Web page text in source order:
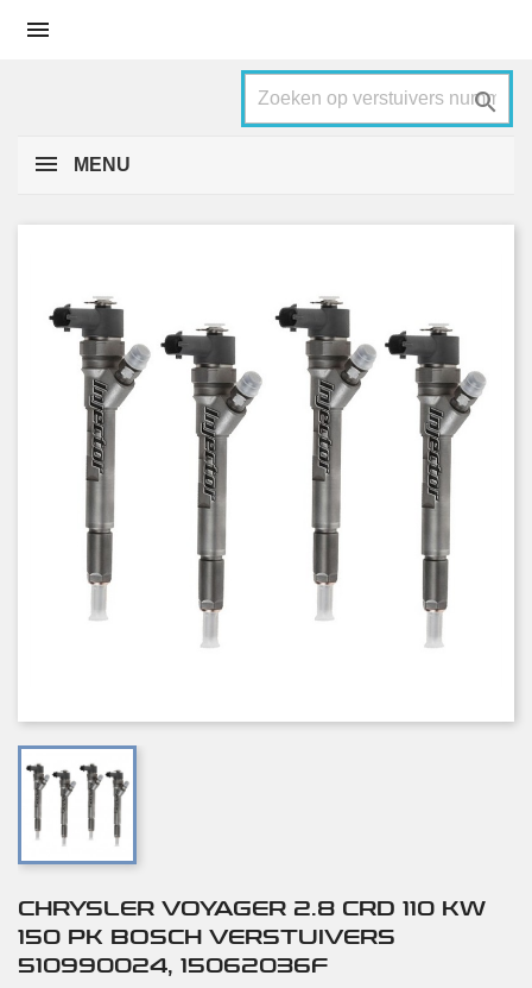


MENU
CHRYSLER VOYAGER 2.8 CRD 110 KW
150 PK BOSCH VERSTUIVERS
510990024, 15062036F